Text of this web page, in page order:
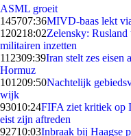
ASML groeit
145707:36MIVD-baas lekt
120218:02Zelensky:
militairen inzetten
112309:39Iran stelt zes eisen
Hormuz
101209:50Nachtelijk
wijk
93010:24FIFA ziet kritiek op
eist zijn aftreden
92710:03Inbraak bij Haagse